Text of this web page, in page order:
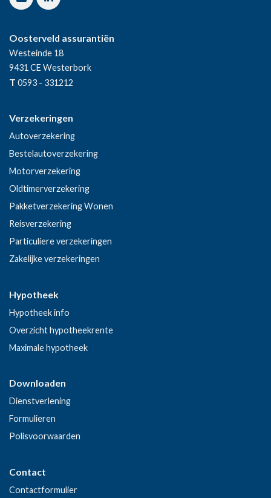
Oosterveld assurantiën
Westeinde 18
9431 CE Westerbork
T 0593 - 331212
Verzekeringen
Autoverzekering
Bestelautoverzekering
Motorverzekering
Oldtimerverzekering
Pakketverzekering Wonen
Reisverzekering
Particuliere verzekeringen
Zakelijke verzekeringen
Hypotheek
Hypotheek info
Overzicht hypotheekrente
Maximale hypotheek
Downloaden
Dienstverlening
Formulieren
Polisvoorwaarden
Contact
Contactformulier